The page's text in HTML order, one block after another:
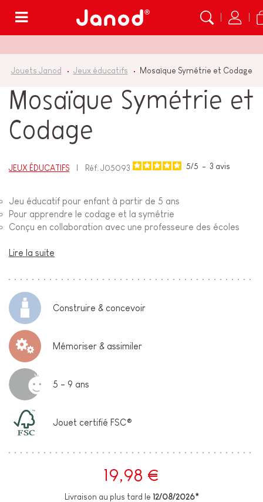
Jouets Janod Jeux éducatifs Mosaïque Symétrie et Codage
Mosaïque Symétrie et
Codage
JEUX ÉDUCATIFS Réf. J05093 5/5 - 3 avis
Jeu éducatif pour enfant à partir de 5 ans
Pour apprendre le codage et la symétrie
Conçu en collaboration avec une professeure des écoles
Lire la suite
Construire & concevoir
Mémoriser & assimiler
5 - 9 ans
Jouet certifié FSC®
19,98 €
Livraison au plus tard le 12/08/2026*